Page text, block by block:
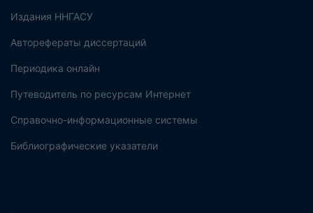
Издания ННГАСУ
Авторефераты диссертаций
Периодика онлайн
Путеводитель по ресурсам Интернет
Справочно-информационные системы
Библиографические указатели